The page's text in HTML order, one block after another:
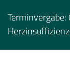
Terminvergabe: